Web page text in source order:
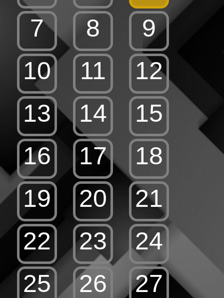
7
8
9
10
11
12
13
14
15
16
17
18
19
20
21
22
23
24
25
26
27